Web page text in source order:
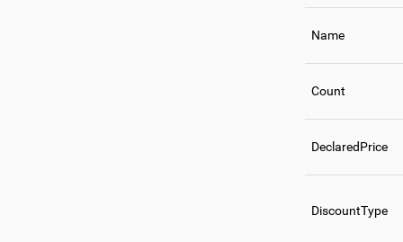
Name
Count
DeclaredPrice
DiscountType